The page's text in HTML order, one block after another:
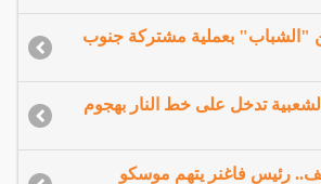
من "الشباب" بعملية مشتركة جنوب
تدخل على خط النار بهجوم
رئيس فاغنر يتهم موسكو